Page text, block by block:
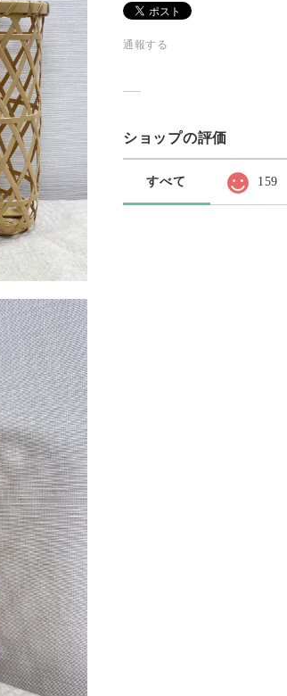
通報する
ショップの評価
すべて 159